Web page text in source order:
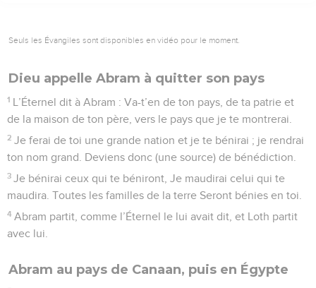
Seuls les Évangiles sont disponibles en vidéo pour le moment.
Dieu appelle Abram à quitter son pays
1 L’Éternel dit à Abram : Va-t’en de ton pays, de ta patrie et
de la maison de ton père, vers le pays que je te montrerai.
2 Je ferai de toi une grande nation et je te bénirai ; je rendrai
ton nom grand. Deviens donc (une source) de bénédiction.
3 Je bénirai ceux qui te béniront, Je maudirai celui qui te
maudira. Toutes les familles de la terre Seront bénies en toi.
4 Abram partit, comme l’Éternel le lui avait dit, et Loth partit
avec lui.
Abram au pays de Canaan, puis en Égypte